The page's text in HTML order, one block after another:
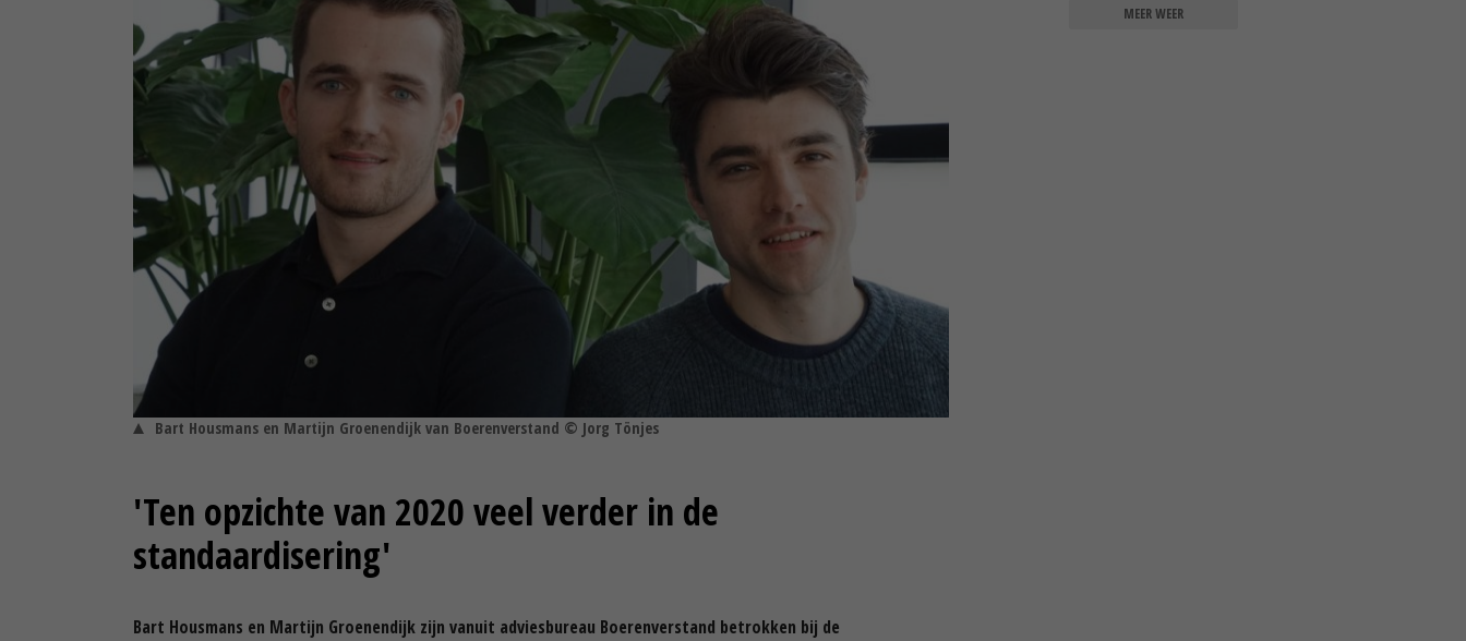
Bart Housmans en Martijn Groenendijk van Boerenverstand © Jorg Tönjes
'Ten opzichte van 2020 veel verder in de
standaardisering'
Bart Housmans en Martijn Groenendijk zijn vanuit adviesbureau Boerenverstand betrokken bij de
MEER WEER